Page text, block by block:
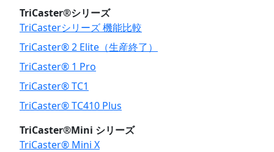
TriCaster®シリーズ
TriCasterシリーズ 機能比較
TriCaster® 2 Elite（生産終了）
TriCaster® 1 Pro
TriCaster® TC1
TriCaster® TC410 Plus
TriCaster®Mini シリーズ
TriCaster® Mini X